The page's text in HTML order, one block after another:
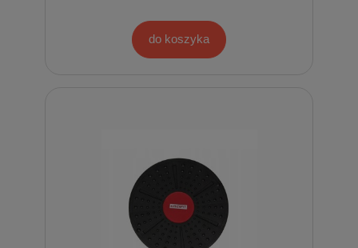
do koszyka